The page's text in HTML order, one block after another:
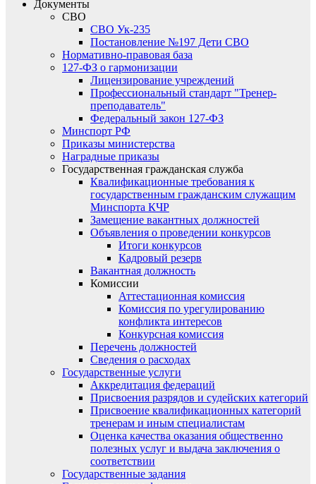
Документы
СВО
СВО Ук-235
Постановление №197 Дети СВО
Нормативно-правовая база
127-ФЗ о гармонизации
Лицензирование учреждений
Профессиональный стандарт "Тренер-
преподаватель"
Федеральный закон 127-ФЗ
Минспорт РФ
Приказы министерства
Наградные приказы
Государственная гражданская служба
Квалификационные требования к
государственным гражданским служащим
Минспорта КЧР
Замещение вакантных должностей
Объявления о проведении конкурсов
Итоги конкурсов
Кадровый резерв
Вакантная должность
Комиссии
Аттестационная комиссия
Комиссия по урегулированию
конфликта интересов
Конкурсная комиссия
Перечень должностей
Сведения о расходах
Государственные услуги
Аккредитация федераций
Присвоения разрядов и судейских категорий
Присвоение квалификационных категорий
тренерам и иным специалистам
Оценка качества оказания общественно
полезных услуг и выдача заключения о
соответствии
Государственные задания